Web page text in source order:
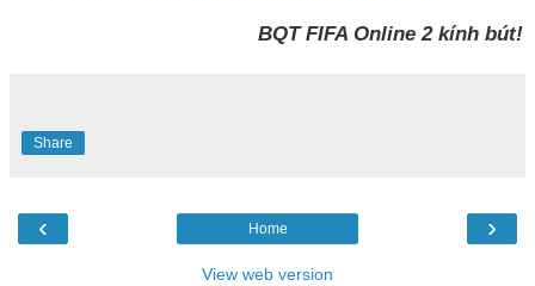
BQT FIFA Online 2 kính bút!
Share
‹ ›
Home
View web version